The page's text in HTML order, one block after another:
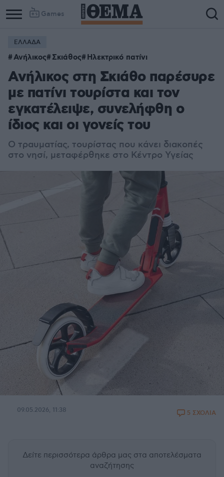
Games
ΕΛΛΑΔΑ
Ανήλικος Σκιάθος Ηλεκτρικό πατίνι
Ανήλικος στη Σκιάθο παρέσυρε
με πατίνι τουρίστα και τον
εγκατέλειψε, συνελήφθη ο
ίδιος και οι γονείς του
Ο τραυματίας, τουρίστας που κάνει διακοπές
στο νησί, μεταφέρθηκε στο Κέντρο Υγείας
09.05.2026, 11:38 5 ΣΧΟΛΙΑ
Δείτε περισσότερα άρθρα μας στα αποτελέσματα
αναζήτησης